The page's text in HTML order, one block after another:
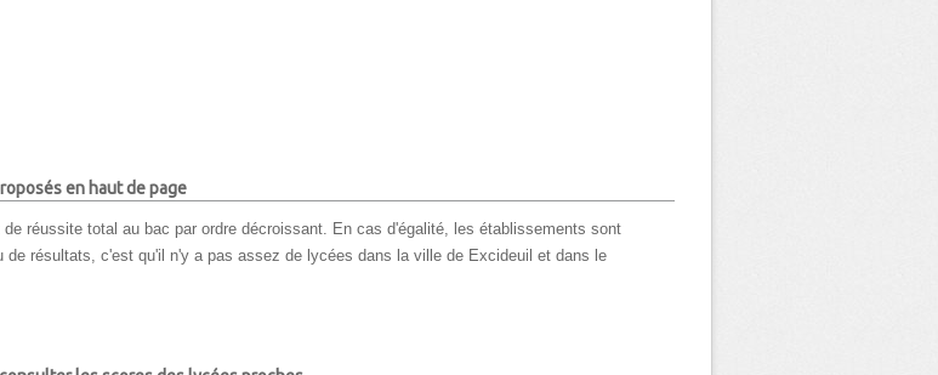
en haut de page
réussite total au bac par ordre décroissant. En cas d'égalité, les établissements sont
de résultats, c'est qu'il n'y a pas assez de lycées dans la ville de Excideuil et dans le